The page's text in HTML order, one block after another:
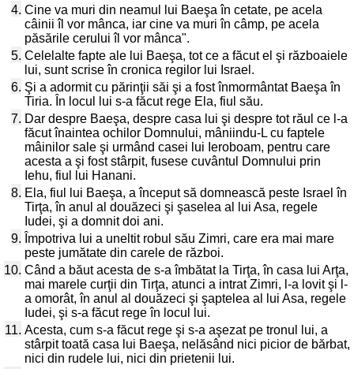
4. Cine va muri din neamul lui Baeşa în cetate, pe acela
câinii îl vor mânca, iar cine va muri în câmp, pe acela
păsările cerului îl vor mânca".
5. Celelalte fapte ale lui Baeşa, tot ce a făcut el şi războaiele
lui, sunt scrise în cronica regilor lui Israel.
6. Şi a adormit cu părinţii săi şi a fost înmormântat Baeşa în
Tiria. În locul lui s-a făcut rege Ela, fiul său.
7. Dar despre Baeşa, despre casa lui şi despre tot răul ce l-a
făcut înaintea ochilor Domnului, mâniindu-L cu faptele
mâinilor sale şi urmând casei lui Ieroboam, pentru care
acesta a şi fost stârpit, fusese cuvântul Domnului prin
Iehu, fiul lui Hanani.
8. Ela, fiul lui Baeşa, a început să domnească peste Israel în
Tirţa, în anul al douăzeci şi şaselea al lui Asa, regele
Iudei, şi a domnit doi ani.
9. Împotriva lui a uneltit robul său Zimri, care era mai mare
peste jumătate din carele de război.
10. Când a băut acesta de s-a îmbătat la Tirţa, în casa lui Arţa,
mai marele curţii din Tirţa, atunci a intrat Zimri, l-a lovit şi l-
a omorât, în anul al douăzeci şi şaptelea al lui Asa, regele
Iudei, şi s-a făcut rege în locul lui.
11. Acesta, cum s-a făcut rege şi s-a aşezat pe tronul lui, a
stârpit toată casa lui Baeşa, nelăsând nici picior de bărbat,
nici din rudele lui, nici din prietenii lui.